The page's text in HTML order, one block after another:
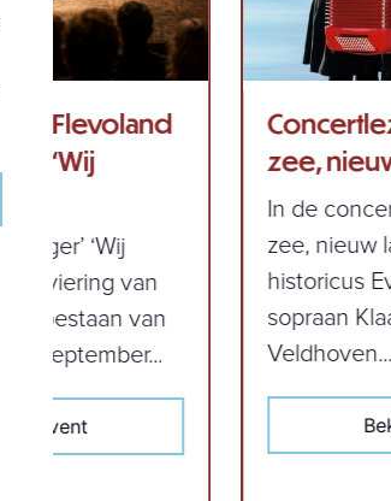
Concertlezingen 'Oude
zee, nieuw land'
In de concertlezing 'Oude
zee, nieuw land' brengen
historicus Eva Vriend,
sopraan Klaartje van
Veldhoven...